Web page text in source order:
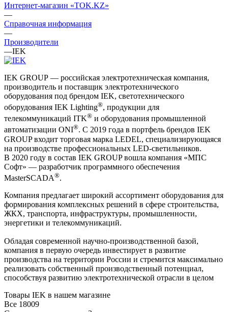
Интернет-магазин «TOK.KZ»
—
Справочная информация
—
Производители
—IEK
IEK GROUP — российская электротехническая компания,
производитель и поставщик электротехнического
оборудования под брендом IEK, светотехнического
оборудования IEK Lighting®, продукции для
телекоммуникаций ITK® и оборудования промышленной
автоматизации ONI®. С 2019 года в портфель брендов IEK
GROUP входит торговая марка LEDEL, специализирующаяся
на производстве профессиональных LED-светильников.
В 2020 году в состав IEK GROUP вошла компания «МПС
Софт» — разработчик программного обеспечения
MasterSCADA®.
Компания предлагает широкий ассортимент оборудования для
формирования комплексных решений в сфере строительства,
ЖКХ, транспорта, инфраструктуры, промышленности,
энергетики и телекоммуникаций.
Обладая современной научно-производственной базой,
компания в первую очередь инвестирует в развитие
производства на территории России и стремится максимально
реализовать собственный производственный потенциал,
способствуя развитию электротехнической отрасли в целом
Товары IEK в нашем магазине
Все 18009